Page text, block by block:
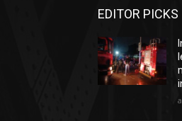
EDITOR PICKS